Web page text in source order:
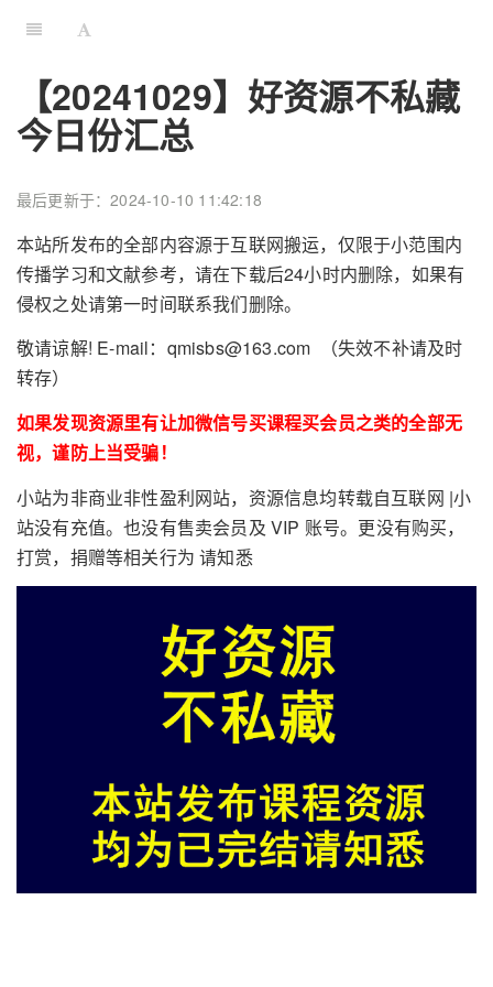
【20241029】好资源不私藏
今日份汇总
最后更新于：2024-10-10 11:42:18
本站所发布的全部内容源于互联网搬运，仅限于小范围内
传播学习和文献参考，请在下载后24小时内删除，如果有
侵权之处请第一时间联系我们删除。
敬请谅解! E-mail：qmisbs@163.com （失效不补请及时
转存）
如果发现资源里有让加微信号买课程买会员之类的全部无
视，谨防上当受骗！
小站为非商业非性盈利网站，资源信息均转载自互联网 |小
站没有充值。也没有售卖会员及 VIP 账号。更没有购买，
打赏，捐赠等相关行为 请知悉